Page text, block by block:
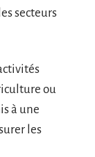
secteurs
ou
à une
les